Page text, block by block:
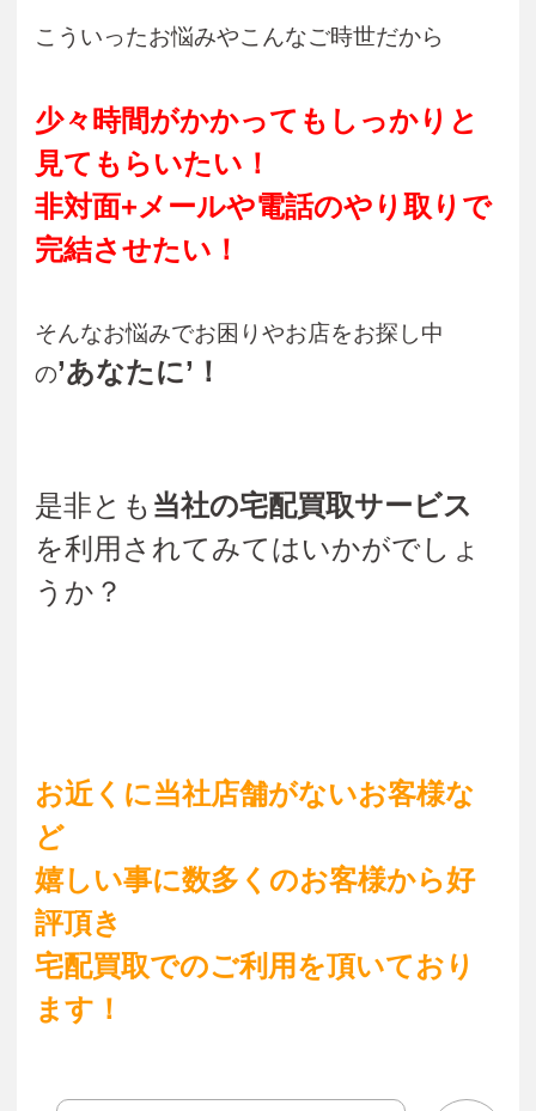
こういったお悩みやこんなご時世だから
少々時間がかかってもしっかりと
見てもらいたい！
非対面+メールや電話のやり取りで
完結させたい！
そんなお悩みでお困りやお店をお探し中
の’あなたに’！
是非とも 当社の宅配買取サービス
を利用されてみてはいかがでしょ
うか？
お近くに当社店舗がないお客様な
ど
嬉しい事に数多くのお客様から好
評頂き
宅配買取でのご利用を頂いており
ます！